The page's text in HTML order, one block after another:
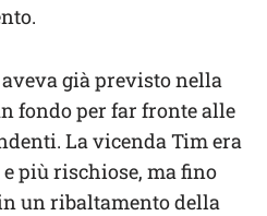
già previsto nella
fondo per far fronte alle
La vicenda Tim era
più rischiose, ma fino
un ribaltamento della